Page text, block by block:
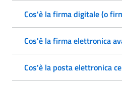
Cos'è la firma digitale (o
Cos'è la firma elettronica
Cos'è la posta elettronica